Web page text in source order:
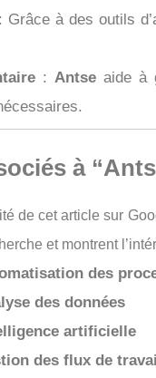
à des outils
:Antse aide à
à
de cet article sur
et montrent
des
des données
artificielle
des flux de